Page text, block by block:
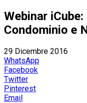
Webinar iCube:
Condominio e
29 Dicembre 2016
WhatsApp
Facebook
Twitter
Pinterest
Email